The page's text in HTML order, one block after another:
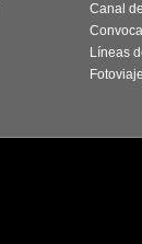
Canal
Líneas